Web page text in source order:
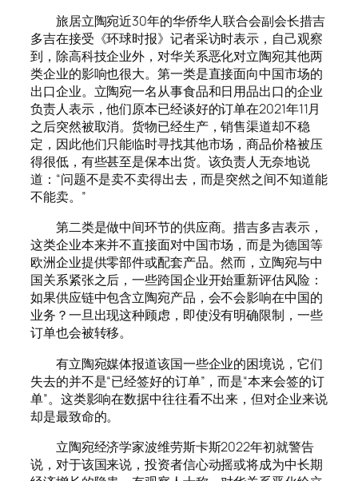
旅居立陶宛近30年的华侨华人联合会副会长措吉
多吉在接受《环球时报》记者采访时表示，自己观察
到，除高科技企业外，对华关系恶化对立陶宛其他两
类企业的影响也很大。第一类是直接面向中国市场的
出口企业。立陶宛一名从事食品和日用品出口的企业
负责人表示，他们原本已经谈好的订单在2021年11月
之后突然被取消。货物已经生产，销售渠道却不稳
定，因此他们只能临时寻找其他市场，商品价格被压
得很低，有些甚至是保本出货。该负责人无奈地说
道：“问题不是卖不卖得出去，而是突然之间不知道能
不能卖。”
第二类是做中间环节的供应商。措吉多吉表示，
这类企业本来并不直接面对中国市场，而是为德国等
欧洲企业提供零部件或配套产品。然而，立陶宛与中
国关系紧张之后，一些跨国企业开始重新评估风险：
如果供应链中包含立陶宛产品，会不会影响在中国的
业务？一旦出现这种顾虑，即使没有明确限制，一些
订单也会被转移。
有立陶宛媒体报道该国一些企业的困境说，它们
失去的并不是“已经签好的订单”，而是“本来会签的订
单”。这类影响在数据中往往看不出来，但对企业来说
却是最致命的。
立陶宛经济学家波维劳斯卡斯2022年初就警告
说，对于该国来说，投资者信心动摇或将成为中长期